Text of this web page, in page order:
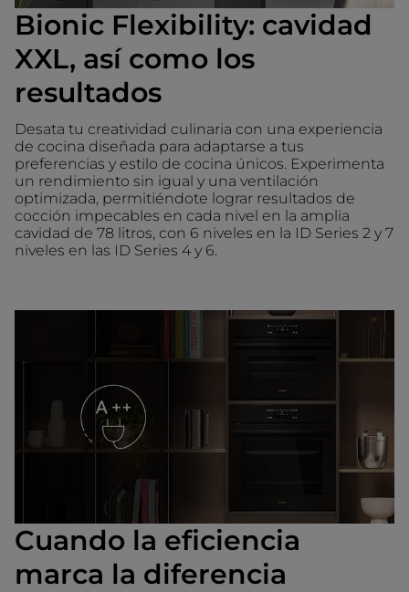
Bionic Flexibility: cavidad
XXL, así como los
resultados
Desata tu creatividad culinaria con una experiencia
de cocina diseñada para adaptarse a tus
preferencias y estilo de cocina únicos. Experimenta
un rendimiento sin igual y una ventilación
optimizada, permitiéndote lograr resultados de
cocción impecables en cada nivel en la amplia
cavidad de 78 litros, con 6 niveles en la ID Series 2 y 7
niveles en las ID Series 4 y 6.
Cuando la eficiencia
marca la diferencia